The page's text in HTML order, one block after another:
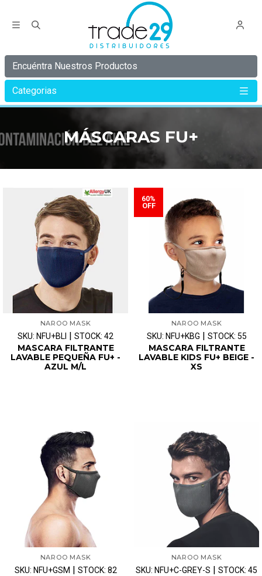
Encuéntra Nuestros Productos
Categorias
MÁSCARAS FU+
NAROO MASK
SKU: NFU+BLl | STOCK: 42
MASCARA FILTRANTE
LAVABLE PEQUEÑA FU+ -
AZUL M/L
60%
OFF
NAROO MASK
SKU: NFU+KBG | STOCK: 55
MASCARA FILTRANTE
LAVABLE KIDS FU+ BEIGE -
XS
NAROO MASK
SKU: NFU+GSM | STOCK: 82
NAROO MASK
SKU: NFU+C-GREY-S | STOCK: 45